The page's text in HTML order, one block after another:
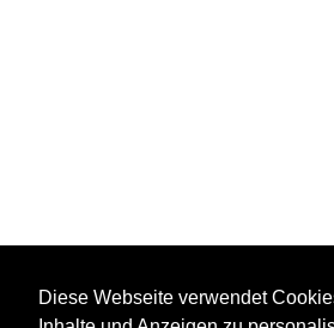
Diese Webseite verwendet